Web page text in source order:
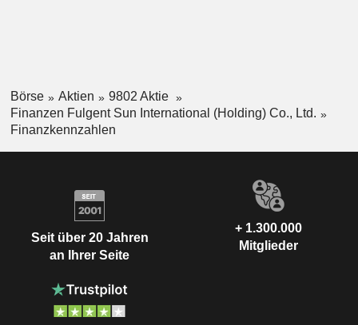
Börse Aktien
9802 Aktie
Finanzen Fulgent Sun International (Holding) Co., Ltd.
Finanzkennzahlen
Seit über 20 Jahren
an Ihrer Seite
+ 1.300.000
Mitglieder